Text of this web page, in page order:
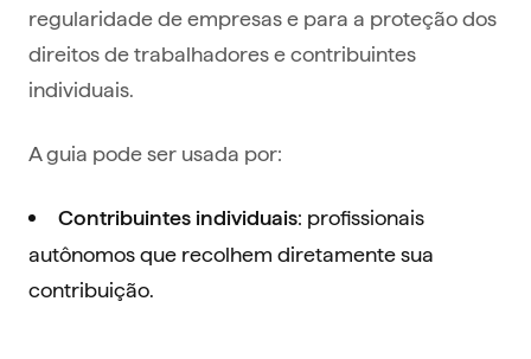
regularidade de empresas e para a proteção dos
direitos de trabalhadores e contribuintes
individuais.
A guia pode ser usada por:
Contribuintes individuais: profissionais
autônomos que recolhem diretamente sua
contribuição.